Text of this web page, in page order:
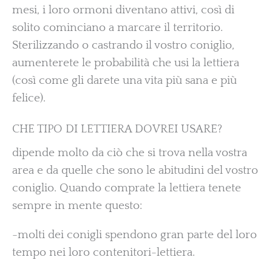
mesi, i loro ormoni diventano attivi, così di
solito cominciano a marcare il territorio.
Sterilizzando o castrando il vostro coniglio,
aumenterete le probabilità che usi la lettiera
(così come gli darete una vita più sana e più
felice).
CHE TIPO DI LETTIERA DOVREI USARE?
dipende molto da ciò che si trova nella vostra
area e da quelle che sono le abitudini del vostro
coniglio. Quando comprate la lettiera tenete
sempre in mente questo:
-molti dei conigli spendono gran parte del loro
tempo nei loro contenitori-lettiera.